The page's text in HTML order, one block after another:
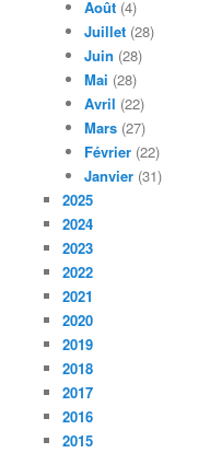
Août (4)
Juillet (28)
Juin (28)
Mai (28)
Avril (22)
Mars (27)
Février (22)
Janvier (31)
2025
2024
2023
2022
2021
2020
2019
2018
2017
2016
2015